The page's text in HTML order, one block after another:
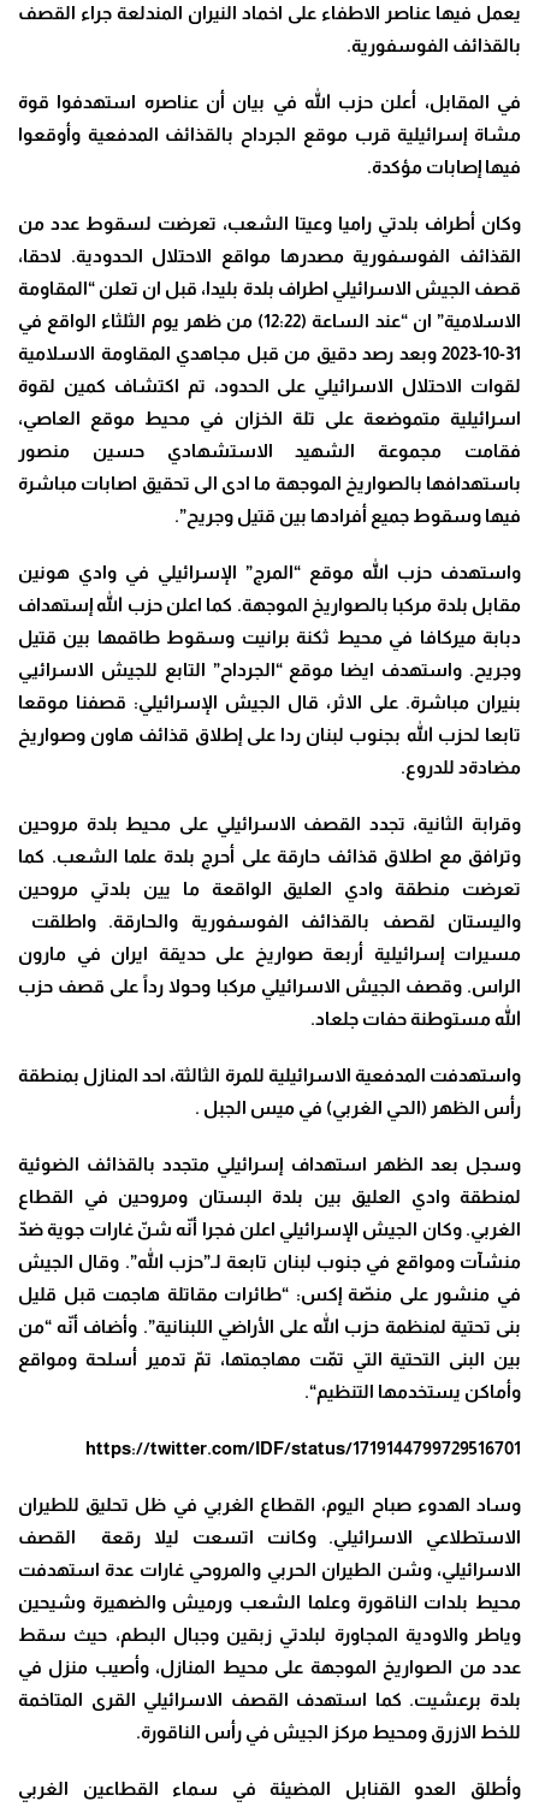
يعمل فيها عناصر الاطفاء على اخماد النيران المندلعة جراء القصف
بالقذائف الفوسفورية.
في المقابل، أعلن حزب الله في بيان أن عناصره استهدفوا قوة
مشاة إسرائيلية قرب موقع الجرداح بالقذائف المدفعية ‏وأوقعوا
فيها إصابات مؤكدة.
وكان أطراف بلدتي راميا وعيتا الشعب، تعرضت لسقوط عدد من
القذائف الفوسفورية مصدرها مواقع الاحتلال الحدودية. لاحقا،
قصف الجيش الاسرائيلي اطراف بلدة بليدا، قبل ان تعلن “المقاومة
الاسلامية” ان “عند الساعة (12:22) من ظهر يوم الثلثاء الواقع في
31-10-2023 وبعد رصد دقيق من قبل مجاهدي المقاومة الاسلامية
لقوات الاحتلال الاسرائيلي على الحدود، تم اكتشاف كمين لقوة
اسرائيلية متموضعة على تلة الخزان في محيط موقع العاصي،
فقامت مجموعة الشهيد الاستشهادي حسين منصور
باستهدافها بالصواريخ الموجهة ما ادى الى تحقيق اصابات مباشرة
فيها وسقوط جميع أفرادها بين قتيل وجريح”.
واستهدف حزب الله موقع “المرج” الإسرائيلي في وادي هونين
مقابل بلدة مركبا بالصواريخ الموجهة. كما اعلن حزب الله إستهداف
دبابة ميركافا في محيط ثكنة برانيت وسقوط طاقمها بين قتيل
‏وجريح. واستهدف ايضا موقع “الجرداح” التابع للجيش الاسرائيي
بنيران مباشرة. على الاثر، قال الجيش الإسرائيلي: قصفنا موقعا
تابعا لحزب الله بجنوب لبنان ردا على إطلاق قذائف هاون وصواريخ
مضادةد للدروع.
وقرابة الثانية، تجدد القصف الاسرائيلي على محيط بلدة مروحين
وترافق مع اطلاق قذائف حارقة على أحرج بلدة علما الشعب. كما
تعرضت منطقة وادي العليق الواقعة ما يين بلدتي مروحين
واليستان لقصف بالقذائف الفوسفورية والحارقة. واطلقت
مسيرات إسرائيلية أربعة صواريخ على حديقة ايران في مارون
الراس. وقصف الجيش الاسرائيلي مركبا وحولا رداً على قصف حزب
الله مستوطنة حفات جلعاد.
واستهدفت المدفعية الاسرائيلية للمرة الثالثة، احد المنازل بمنطقة
رأس الظهر (الحي الغربي) في ميس الجبل .
وسجل بعد الظهر استهداف إسرائيلي متجدد بالقذائف الضوئية
لمنطقة وادي العليق بين بلدة‌ البستان و‌مروحين في القطاع
الغربي. وكان الجيش الإسرائيلي اعلن فجرا أنّه شنّ غارات جوية ضدّ
منشآت ومواقع في جنوب لبنان تابعة لـ”حزب الله”. وقال الجيش
في منشور على منصّة إكس: “طائرات مقاتلة هاجمت قبل قليل
بنى تحتية لمنظمة حزب الله على الأراضي اللبنانية”. وأضاف أنّه “من
بين البنى التحتية التي تمّت مهاجمتها، تمّ تدمير أسلحة ومواقع
وأماكن يستخدمها التنظيم“.
https://twitter.com/IDF/status/1719144799729516701
وساد الهدوء صباح اليوم، القطاع الغربي في ظل تحليق للطيران
الاستطلاعي الاسرائيلي. وكانت اتسعت ليلا رقعة القصف
الاسرائيلي، وشن الطيران الحربي والمروحي غارات عدة استهدفت
محيط بلدات الناقورة وعلما الشعب ورميش والضهيرة وشيحين
وياطر والاودية المجاورة لبلدتي زبقين وجبال البطم، حيث سقط
عدد من الصواريخ الموجهة على محيط المنازل، وأصيب منزل في
بلدة برعشيت. كما استهدف القصف الاسرائيلي القرى المتاخمة
للخط الازرق ومحيط مركز الجيش في رأس الناقورة.
وأطلق العدو القنابل المضيئة في سماء القطاعين الغربي